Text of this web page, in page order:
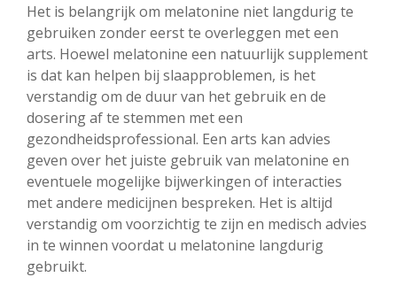
Het is belangrijk om melatonine niet langdurig te
gebruiken zonder eerst te overleggen met een
arts. Hoewel melatonine een natuurlijk supplement
is dat kan helpen bij slaapproblemen, is het
verstandig om de duur van het gebruik en de
dosering af te stemmen met een
gezondheidsprofessional. Een arts kan advies
geven over het juiste gebruik van melatonine en
eventuele mogelijke bijwerkingen of interacties
met andere medicijnen bespreken. Het is altijd
verstandig om voorzichtig te zijn en medisch advies
in te winnen voordat u melatonine langdurig
gebruikt.